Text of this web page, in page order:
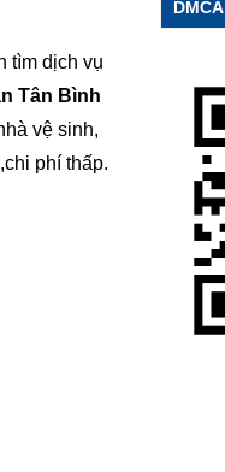
tìm dịch vụ
Tân Bình
vệ sinh,
phí thấp.
DMCA